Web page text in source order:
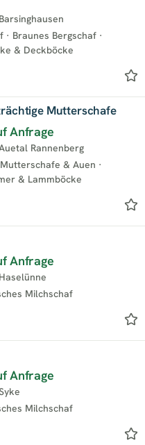
· Braunes Bergschaf ·
& Deckböcke
Mutterschafe
Anfrage
Mutterschafe & Auen ·
& Lammböcke
Rannenberg
Anfrage
Milchschaf
Anfrage
Milchschaf